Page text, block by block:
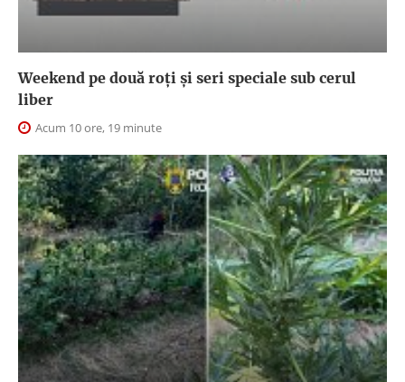
Weekend pe două roți și seri speciale sub cerul
liber
Acum 10 ore, 19 minute